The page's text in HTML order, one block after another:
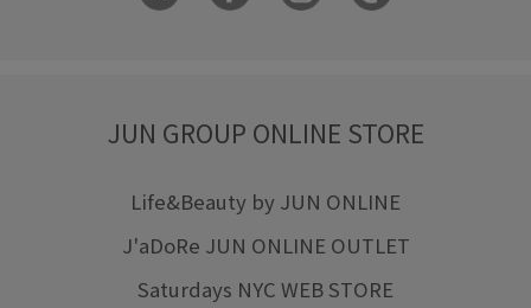
JUN GROUP ONLINE STORE
Life&Beauty by JUN ONLINE
J'aDoRe JUN ONLINE OUTLET
Saturdays NYC WEB STORE